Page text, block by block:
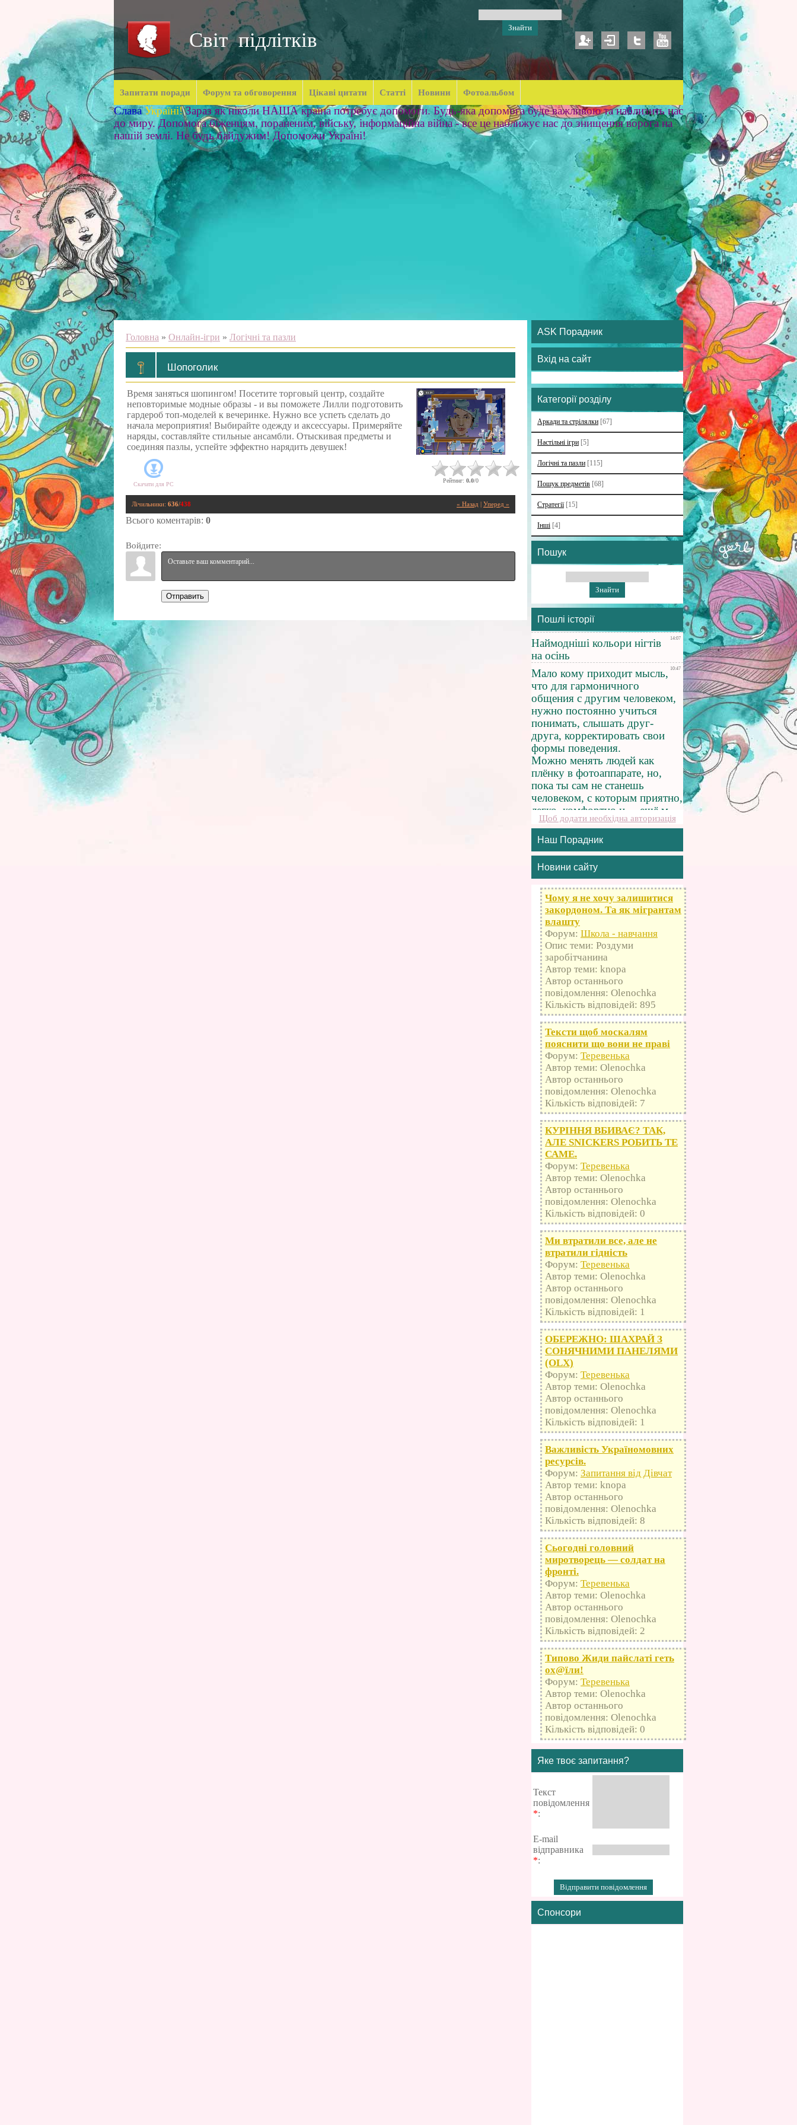
Світ підлітків
Запитати поради Форум та обговорення Цікаві цитати Статті Новини Фотоальбом
Слава Україні! Зараз як ніколи НАША країна потребує допомоги. Будь-яка допомога буде важливою та наблизить нас
до миру. Допомога біженцям, пораненим, війську, інформаційна війна - все це наближує нас до знищення ворога на
нашій землі. Не будь байдужим! Допоможи Україні!
Головна » Онлайн-ігри » Логічні та пазли
Шопоголик
Время заняться шопингом! Посетите торговый центр, создайте
неповторимые модные образы - и вы поможете Лилли подготовить
гардероб топ-моделей к вечеринке. Нужно все успеть сделать до
начала мероприятия! Выбирайте одежду и аксессуары. Примеряйте
наряды, составляйте стильные ансамбли. Отыскивая предметы и
соединяя пазлы, успейте эффектно нарядить девушек!
Скачати для PC Рейтинг: 0.0/0
« Назад Уперед »
Лічильники: 636/438
Всього коментарів: 0
Войдите:
Отправить
ASK Порадник
Вхід на сайт
Категорії розділу
Аркади та стрілялки [67]
Настільні ігри [5]
Логічні та пазли [115]
Пошук предметів [68]
Стратегії [15]
Інші [4]
Пошук
Пошлі історії
Щоб додати необхідна авторизація
Наш Порадник
Новини сайту
Чому я не хочу залишитися
закордоном. Та як мігрантам
влашту
Форум: Школа - навчання
Опис теми: Роздуми
заробітчанина
Автор теми: knopa
Автор останнього
повідомлення: Olenochka
Кількість відповідей: 895
Тексти щоб москалям
пояснити що вони не праві
Форум: Теревенька
Автор теми: Olenochka
Автор останнього
повідомлення: Olenochka
Кількість відповідей: 7
КУРІННЯ ВБИВАЄ? ТАК,
АЛЕ SNICKERS РОБИТЬ ТЕ
САМЕ.
Форум: Теревенька
Автор теми: Olenochka
Автор останнього
повідомлення: Olenochka
Кількість відповідей: 0
Ми втратили все, але не
втратили гідність
Форум: Теревенька
Автор теми: Olenochka
Автор останнього
повідомлення: Olenochka
Кількість відповідей: 1
ОБЕРЕЖНО: ШАХРАЙ З
СОНЯЧНИМИ ПАНЕЛЯМИ
(OLX)
Форум: Теревенька
Автор теми: Olenochka
Автор останнього
повідомлення: Olenochka
Кількість відповідей: 1
Важливість Україномовних
ресурсів.
Форум: Запитання від Дівчат
Автор теми: knopa
Автор останнього
повідомлення: Olenochka
Кількість відповідей: 8
Сьогодні головний
миротворець — солдат на
фронті.
Форум: Теревенька
Автор теми: Olenochka
Автор останнього
повідомлення: Olenochka
Кількість відповідей: 2
Типово Жиди пайслаті геть
оx@їли!
Форум: Теревенька
Автор теми: Olenochka
Автор останнього
повідомлення: Olenochka
Кількість відповідей: 0
Яке твоє запитання?
Текст
повідомлення
*:
E-mail
відправника
*:
Спонсори